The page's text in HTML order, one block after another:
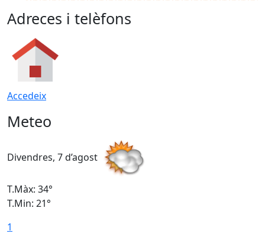
Adreces i telèfons
Accedeix
Meteo
Divendres, 7 d’agost
T.Màx: 34°
T.Min: 21°
1